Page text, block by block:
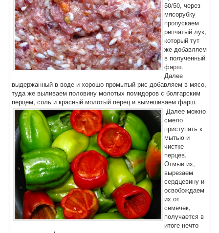
50/50, через
мясорубку
пропускаем
репчатый лук,
который тут
же добавляем
в полученный
фарш.
Далее
выдержанный в воде и хорошо промытый рис добавляем в мясо,
туда же выливаем половину молотых помидоров с болгарским
перцем, соль и красный молотый перец и вымешиваем фарш.
Далее можно
смело
приступать к
мытью и
чистке
перцев.
Отмыв их,
вырезаем
сердцевину и
освобождаем
их от
семечек,
получается в
итоге нечто